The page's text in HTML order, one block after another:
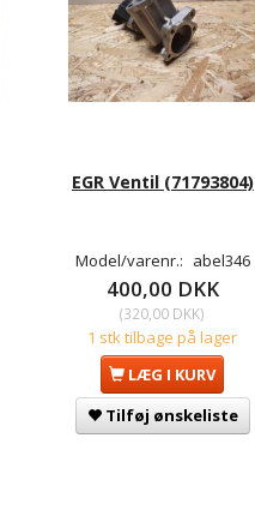
EGR Ventil (71793804)
Model/varenr.: abel346
400,00 DKK
(320,00 DKK)
1 stk tilbage på lager
LÆG I KURV
Tilføj ønskeliste